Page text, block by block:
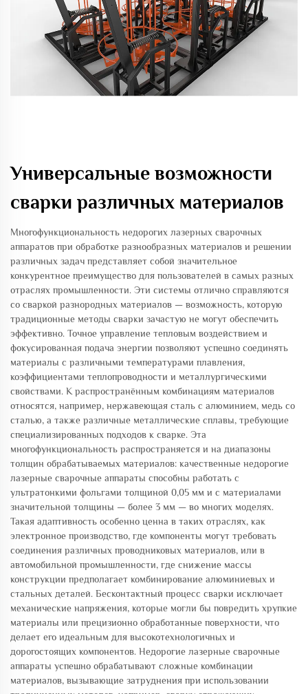
Универсальные возможности
сварки различных материалов
Многофункциональность недорогих лазерных сварочных
аппаратов при обработке разнообразных материалов и решении
различных задач представляет собой значительное
конкурентное преимущество для пользователей в самых разных
отраслях промышленности. Эти системы отлично справляются
со сваркой разнородных материалов — возможность, которую
традиционные методы сварки зачастую не могут обеспечить
эффективно. Точное управление тепловым воздействием и
фокусированная подача энергии позволяют успешно соединять
материалы с различными температурами плавления,
коэффициентами теплопроводности и металлургическими
свойствами. К распространённым комбинациям материалов
относятся, например, нержавеющая сталь с алюминием, медь со
сталью, а также различные металлические сплавы, требующие
специализированных подходов к сварке. Эта
многофункциональность распространяется и на диапазоны
толщин обрабатываемых материалов: качественные недорогие
лазерные сварочные аппараты способны работать с
ультратонкими фольгами толщиной 0,05 мм и с материалами
значительной толщины — более 3 мм — во многих моделях.
Такая адаптивность особенно ценна в таких отраслях, как
электронное производство, где компоненты могут требовать
соединения различных проводниковых материалов, или в
автомобильной промышленности, где снижение массы
конструкции предполагает комбинирование алюминиевых и
стальных деталей. Бесконтактный процесс сварки исключает
механические напряжения, которые могли бы повредить хрупкие
материалы или прецизионно обработанные поверхности, что
делает его идеальным для высокотехнологичных и
дорогостоящих компонентов. Недорогие лазерные сварочные
аппараты успешно обрабатывают сложные комбинации
материалов, вызывающие затруднения при использовании